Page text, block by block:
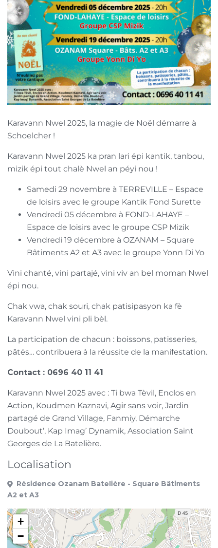
Karavann Nwel 2025, la magie de Noël démarre à
Schoelcher !
Karavann Nwel 2025 ka pran lari épi kantik, tanbou,
mizik épi tout chalè Nwel an péyi nou !
Samedi 29 novembre à TERREVILLE – Espace
de loisirs avec le groupe Kantik Fond Surette
Vendredi 05 décembre à FOND-LAHAYE –
Espace de loisirs avec le groupe CSP Mizik
Vendredi 19 décembre à OZANAM – Square
Bâtiments A2 et A3 avec le groupe Yonn Di Yo
Vini chanté, vini partajé, vini viv an bel moman Nwel
épi nou.
Chak vwa, chak souri, chak patisipasyon ka fè
Karavann Nwel vini pli bèl.
La participation de chacun : boissons, patisseries,
pâtés… contribuera à la réussite de la manifestation.
Contact : 0696 40 11 41
Karavann Nwel 2025 avec : Ti bwa Tèvil, Enclos en
Action, Koudmen Kaznavi, Agir sans voir, Jardin
partagé de Grand Village, Fanmiy, Démarche
Doubout’, Kap Imag’ Dynamik, Association Saint
Georges de La Batelière.
Localisation
Résidence Ozanam Batelière - Square Bâtiments
A2 et A3
+
−